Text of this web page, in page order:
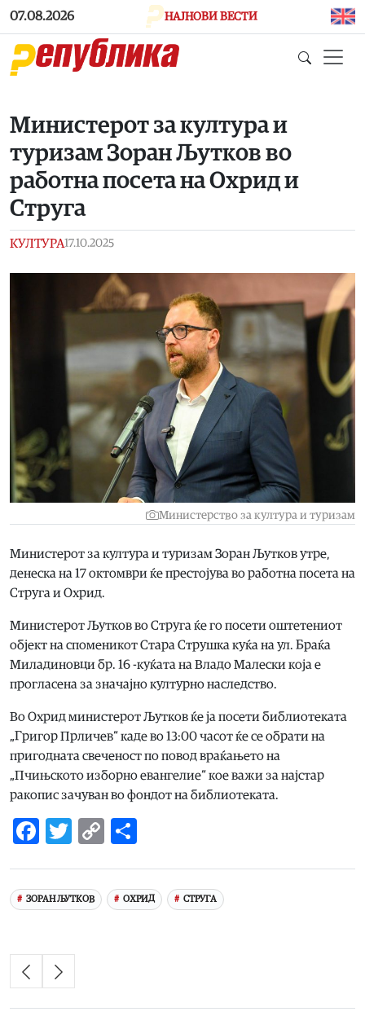
Skip to main content
07.08.2026 НАЈНОВИ ВЕСТИ
Министерот за култура и
туризам Зоран Љутков во
работна посета на Охрид и
Струга
КУЛТУРА17.10.2025
Министерство за култура и туризам
Министерот за култура и туризам Зоран Љутков утре,
денеска на 17 октомври ќе престојува во работна посета на
Струга и Охрид.
Министерот Љутков во Струга ќе го посети оштетениот
објект на споменикот Стара Струшка куќа на ул. Браќа
Миладиновци бр. 16 -куќата на Владо Малески која е
прогласена за значајно културно наследство.
Во Охрид министерот Љутков ќе ја посети библиотеката
„Григор Прличев“ каде во 13:00 часот ќе се обрати на
пригодната свеченост по повод враќањето на
„Пчињското изборно евангелие“ кое важи за најстар
ракопис зачуван во фондот на библиотеката.
Facebook
Twitter
Copy
ЗОРАН ЉУТКОВ ОХРИД СТРУГА